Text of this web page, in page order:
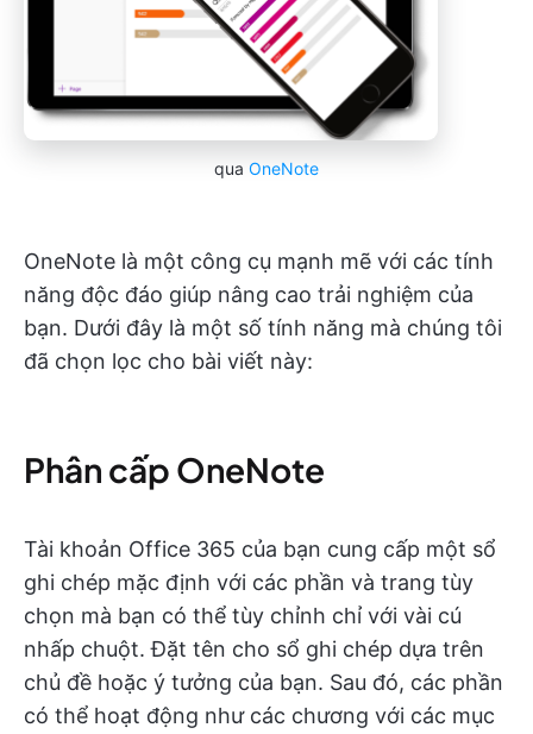
qua OneNote
OneNote là một công cụ mạnh mẽ với các tính
năng độc đáo giúp nâng cao trải nghiệm của
bạn. Dưới đây là một số tính năng mà chúng tôi
đã chọn lọc cho bài viết này:
Phân cấp OneNote
Tài khoản Office 365 của bạn cung cấp một sổ
ghi chép mặc định với các phần và trang tùy
chọn mà bạn có thể tùy chỉnh chỉ với vài cú
nhấp chuột. Đặt tên cho sổ ghi chép dựa trên
chủ đề hoặc ý tưởng của bạn. Sau đó, các phần
có thể hoạt động như các chương với các mục